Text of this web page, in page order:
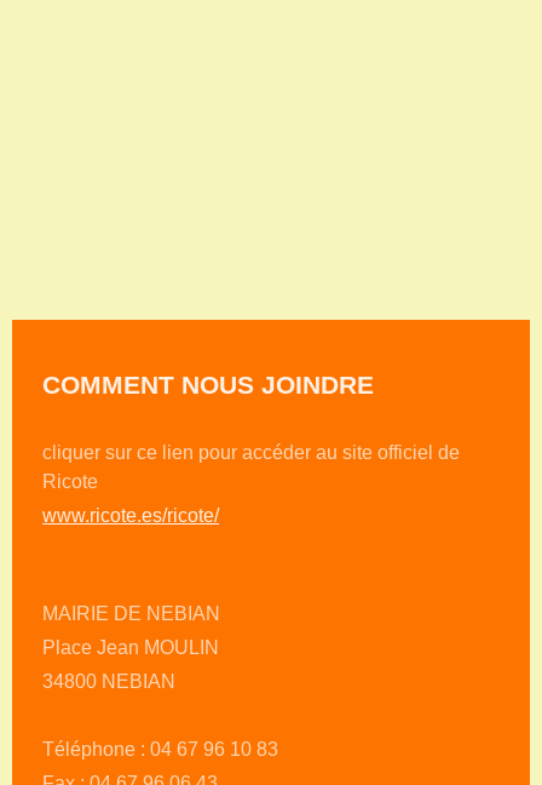
COMMENT NOUS JOINDRE
cliquer sur ce lien pour accéder au site officiel de
Ricote
www.ricote.es/ricote/
MAIRIE DE NEBIAN
Place Jean MOULIN
34800 NEBIAN
Téléphone : 04 67 96 10 83